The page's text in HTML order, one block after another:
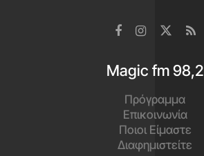
Magic fm 98,2
Πρόγραμμα
Επικοινωνία
Ποιοι Είμαστε
Διαφημιστείτε